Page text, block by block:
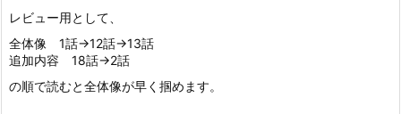
レビュー用として、
全体像 1話→12話→13話
追加内容 18話→2話
の順で読むと全体像が早く掴めます。